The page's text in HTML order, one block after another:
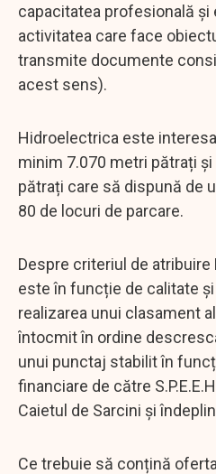
capacitatea profesională și
activitatea care face
transmite documente
acest sens).
Hidroelectrica este
minim 7.070 metri pătrați
pătrați care să dispună de
80 de locuri de parcare.
Despre criteriul de
este în funcție de calitate
realizarea unui clasament
întocmit în ordine
unui punctaj stabilit în
financiare de către
Caietul de Sarcini și
Ce trebuie să conțină oferta